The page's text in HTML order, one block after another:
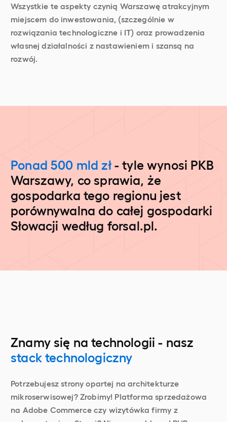
Wszystkie te aspekty czynią Warszawę atrakcyjnym
miejscem do inwestowania, (szczególnie w
rozwiązania technologiczne i IT) oraz prowadzenia
własnej działalności z nastawieniem i szansą na
rozwój.
Ponad 500 mld zł- tyle wynosi PKB
Warszawy, co sprawia, że
gospodarka tego regionu jest
porównywalna do całej gospodarki
Słowacji według forsal.pl.
Znamy się na technologii - nasz
stack technologiczny
Potrzebujesz strony opartej na architekturze
mikroserwisowej? Zrobimy! Platforma sprzedażowa
na Adobe Commerce czy wizytówka firmy z